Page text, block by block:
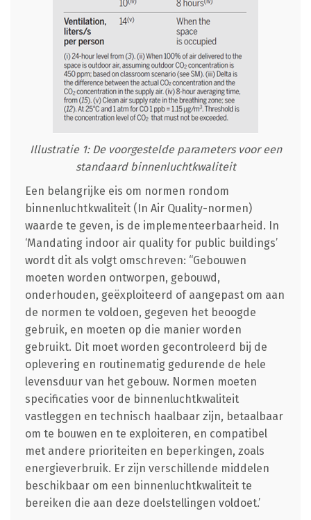
Illustratie 1: De voorgestelde parameters voor een
standaard binnenluchtkwaliteit
Een belangrijke eis om normen rondom
binnenluchtkwaliteit (In Air Quality-normen)
waarde te geven, is de implementeerbaarheid. In
‘Mandating indoor air quality for public buildings’
wordt dit als volgt omschreven: “Gebouwen
moeten worden ontworpen, gebouwd,
onderhouden, geëxploiteerd of aangepast om aan
de normen te voldoen, gegeven het beoogde
gebruik, en moeten op die manier worden
gebruikt. Dit moet worden gecontroleerd bij de
oplevering en routinematig gedurende de hele
levensduur van het gebouw. Normen moeten
specificaties voor de binnenluchtkwaliteit
vastleggen en technisch haalbaar zijn, betaalbaar
om te bouwen en te exploiteren, en compatibel
met andere prioriteiten en beperkingen, zoals
energieverbruik. Er zijn verschillende middelen
beschikbaar om een binnenluchtkwaliteit te
bereiken die aan deze doelstellingen voldoet.’